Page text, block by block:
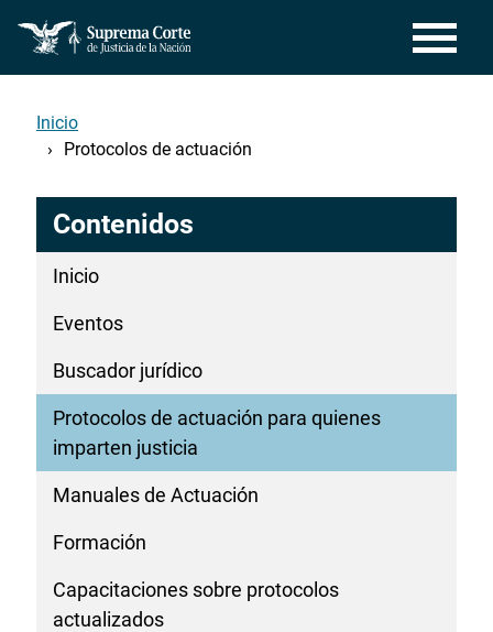
contenido
Inicio
Protocolos de actuación
Contenidos
Inicio
Eventos
Buscador jurídico
Protocolos de actuación para quienes
imparten justicia
Manuales de Actuación
Formación
Capacitaciones sobre protocolos
actualizados